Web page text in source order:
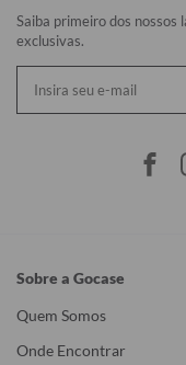
Saiba primeiro dos nossos
exclusivas.
Sobre a Gocase
Quem Somos
Onde Encontrar